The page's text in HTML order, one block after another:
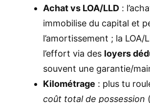
Achat vs LOA/LLD :
immobilise du capital et
l’amortissement ; la LOA/
l’effort via des loyers
souvent une garantie/
Kilométrage : plus tu
coût total de possession